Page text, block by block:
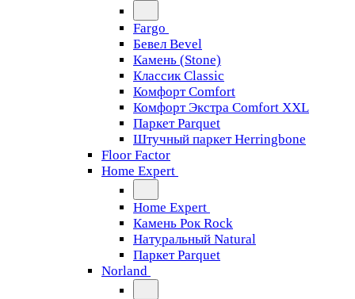
Fargo
Бевел Bevel
Камень (Stone)
Классик Classic
Комфорт Comfort
Комфорт Экстра Comfort XXL
Паркет Parquet
Штучный паркет Herringbone
Floor Factor
Home Expert
Home Expert
Камень Рок Rock
Натуральный Natural
Паркет Parquet
Norland